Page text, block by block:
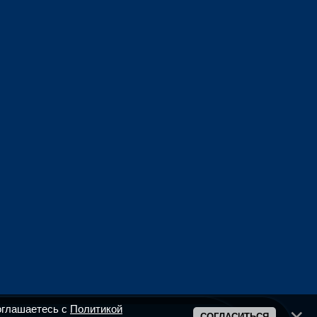
с Политикой